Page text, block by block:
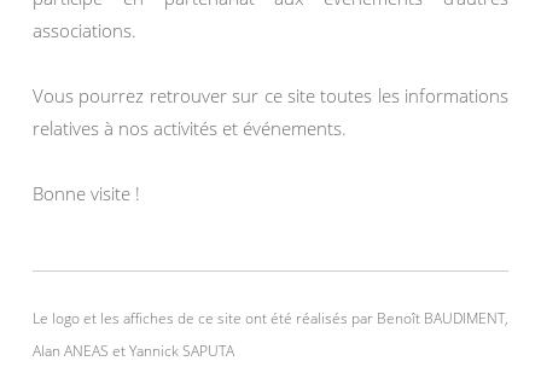
associations.
Vous pourrez retrouver sur ce site toutes les informations
relatives à nos activités et événements.
Bonne visite !
Le logo et les affiches de ce site ont été réalisés par Benoît BAUDIMENT,
Alan ANEAS et Yannick SAPUTA